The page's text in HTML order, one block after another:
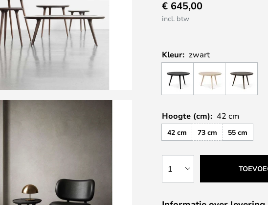
€ 645,00
incl. btw
Kleur: zwart
Hoogte (cm): 42 cm
42 cm 73 cm 55 cm
1